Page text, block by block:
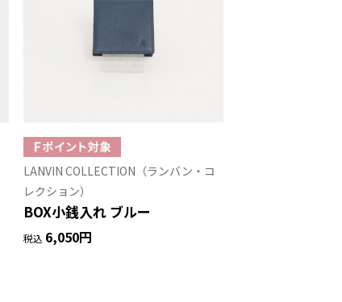
LANVIN COLLECTION（ランバン・コ
レクション）
BOX小銭入れ ブルー
税込 6,050円